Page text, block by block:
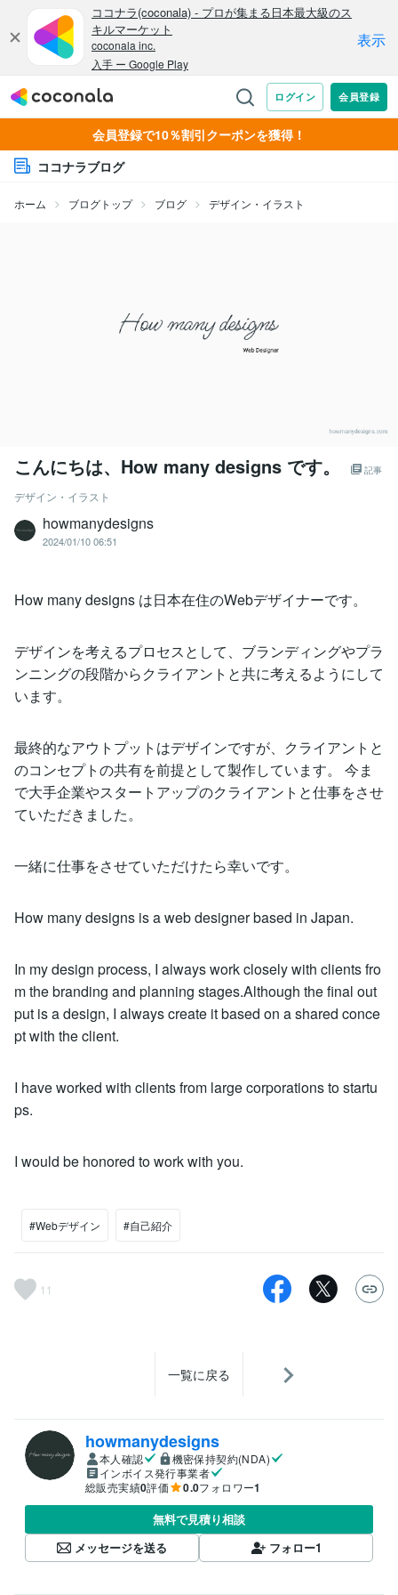
会員登録で10％割引クーポンを獲得！
ココナラブログ
ホーム ブログトップ ブログ デザイン・イラスト
こんにちは、How many designs です。 記事
デザイン・イラスト
howmanydesigns
2024/01/10 06:51
How many designs は日本在住のWebデザイナーです。
デザインを考えるプロセスとして、ブランディングやプラ
ンニングの段階からクライアントと共に考えるようにして
います。
最終的なアウトプットはデザインですが、クライアントと
のコンセプトの共有を前提として製作しています。 今ま
で大手企業やスタートアップのクライアントと仕事をさせ
ていただきました。
一緒に仕事をさせていただけたら幸いです。
How many designs is a web designer based in Japan.
In my design process, I always work closely with clients fro
m the branding and planning stages.Although the final out
put is a design, I always create it based on a shared conce
pt with the client.
I have worked with clients from large corporations to startu
ps.
I would be honored to work with you.
#Webデザイン #自己紹介
11
一覧に戻る
howmanydesigns
本人確認
機密保持契約(NDA)
インボイス発行事業者
総販売実績0評価 0.0フォロワー1
無料で見積り相談
メッセージを送る
フォロー1